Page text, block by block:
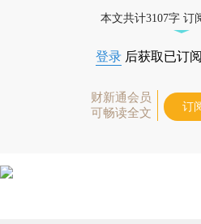
本文共计3107字 订
登录 后获取已订
财新通会员
可畅读全文
订